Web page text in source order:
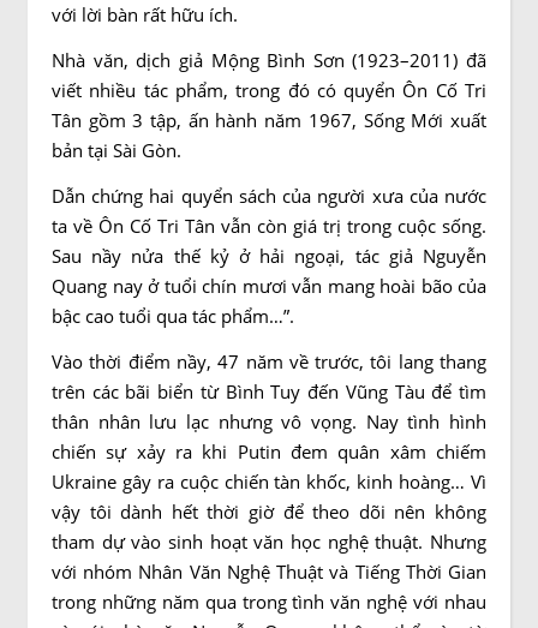
với lời bàn rất hữu ích.
Nhà văn, dịch giả Mộng Bình Sơn (1923–2011) đã
viết nhiều tác phẩm, trong đó có quyển Ôn Cố Tri
Tân gồm 3 tập, ấn hành năm 1967, Sống Mới xuất
bản tại Sài Gòn.
Dẫn chứng hai quyển sách của người xưa của nước
ta về Ôn Cố Tri Tân vẫn còn giá trị trong cuộc sống.
Sau nầy nửa thế kỷ ở hải ngoại, tác giả Nguyễn
Quang nay ở tuổi chín mươi vẫn mang hoài bão của
bậc cao tuổi qua tác phẩm…”.
Vào thời điểm nầy, 47 năm về trước, tôi lang thang
trên các bãi biển từ Bình Tuy đến Vũng Tàu để tìm
thân nhân lưu lạc nhưng vô vọng. Nay tình hình
chiến sự xảy ra khi Putin đem quân xâm chiếm
Ukraine gây ra cuộc chiến tàn khốc, kinh hoàng… Vì
vậy tôi dành hết thời giờ để theo dõi nên không
tham dự vào sinh hoạt văn học nghệ thuật. Nhưng
với nhóm Nhân Văn Nghệ Thuật và Tiếng Thời Gian
trong những năm qua trong tình văn nghệ với nhau